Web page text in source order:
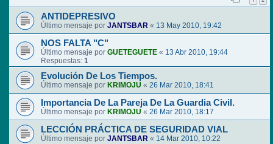
ANTIDEPRESIVO
Último mensaje por JANTSBAR « 13 May 2010, 19:42
NOS FALTA "C"
Último mensaje por GUETEGUETE « 13 Abr 2010, 19:44
Respuestas: 1
Evolución De Los Tiempos.
Último mensaje por KRIMOJU « 26 Mar 2010, 18:41
Importancia De La Pareja De La Guardia Civil.
Último mensaje por KRIMOJU « 26 Mar 2010, 18:17
LECCIÓN PRÁCTICA DE SEGURIDAD VIAL
Último mensaje por JANTSBAR « 14 Mar 2010, 10:22